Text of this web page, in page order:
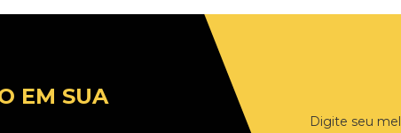
EM SUA
Digite seu